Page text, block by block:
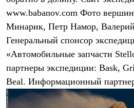
Флисовая одежда
Куртки
Брюки
Жилеты
Комбинезоны
Термобелье
Снаряжение
Палатки и тенты
Палатки
Тенты
www.babanov.com Фото
Минарик, Петр Намор,
Генеральный спонсор
«Автомобильные запчасти
партнеры экспедиции: Bask,
Beal. Информационный